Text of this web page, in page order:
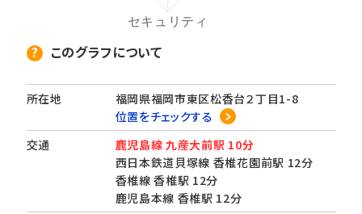
このグラフについて
所在地
福岡県福岡市東区松香台２丁目1-8
位置をチェックする
交通
鹿児島線 九産大前駅 10分
西日本鉄道貝塚線 香椎花園前駅 12分
香椎線 香椎駅 12分
鹿児島本線 香椎駅 12分